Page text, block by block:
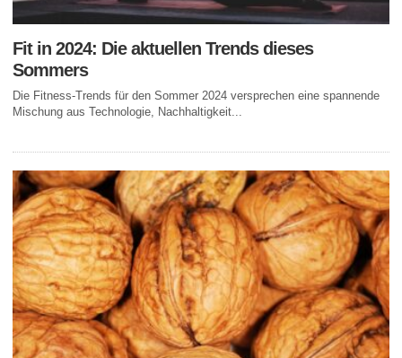
Fit in 2024: Die aktuellen Trends dieses
Sommers
Die Fitness-Trends für den Sommer 2024 versprechen eine spannende
Mischung aus Technologie, Nachhaltigkeit...